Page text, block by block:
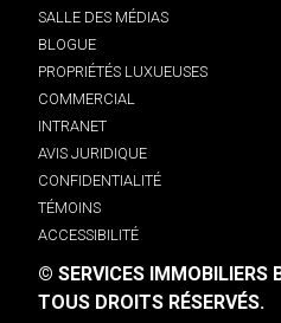
SALLE DES MÉDIAS
BLOGUE
PROPRIÉTÉS LUXUEUSES
COMMERCIAL
INTRANET
AVIS JURIDIQUE
CONFIDENTIALITÉ
TÉMOINS
ACCESSIBILITÉ
© SERVICES IMMOBILIERS
TOUS DROITS RÉSERVÉS.